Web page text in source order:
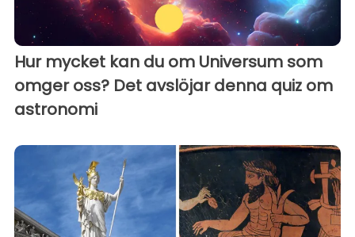
Hur mycket kan du om Universum som
omger oss? Det avslöjar denna quiz om
astronomi